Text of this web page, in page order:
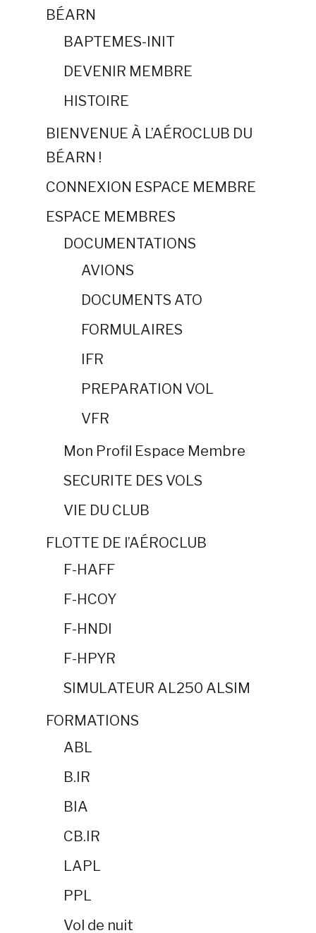
BÉARN
BAPTEMES-INIT
DEVENIR MEMBRE
HISTOIRE
BIENVENUE À L’AÉROCLUB DU
BÉARN !
CONNEXION ESPACE MEMBRE
ESPACE MEMBRES
DOCUMENTATIONS
AVIONS
DOCUMENTS ATO
FORMULAIRES
IFR
PREPARATION VOL
VFR
Mon Profil Espace Membre
SECURITE DES VOLS
VIE DU CLUB
FLOTTE DE l’AÉROCLUB
F-HAFF
F-HCOY
F-HNDI
F-HPYR
SIMULATEUR AL250 ALSIM
FORMATIONS
ABL
B.IR
BIA
CB.IR
LAPL
PPL
Vol de nuit